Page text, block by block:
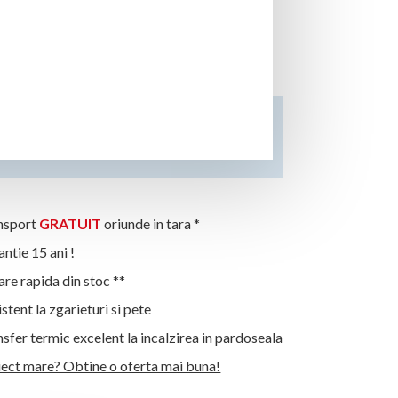
GRATUIT oriunde in tara *
15 ani !
rapida din stoc **
la zgarieturi si pete
termic excelent la incalzirea in pardoseala
mare? Obtine o oferta mai buna!